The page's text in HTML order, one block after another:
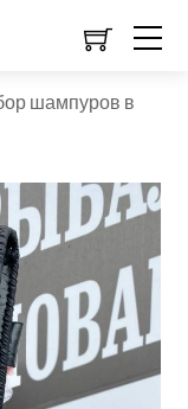
шампуров в